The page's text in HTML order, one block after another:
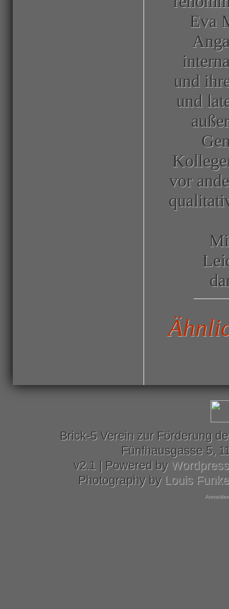
Eva
und
und
vor
Brick-5 Verein zur Förderung
Fünfhausgasse 5,
v2.1 | Powered by Wordpress
Photography by Louis Funke
Anmelden